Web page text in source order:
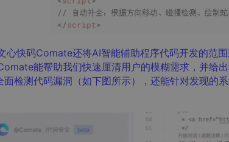
心快码Comate还将AI智能辅助程序代码开发的范围
能帮助我们快速厘清用户的模糊需求 ，并给
面检测代码漏洞（如下图所示），还能针对发现的